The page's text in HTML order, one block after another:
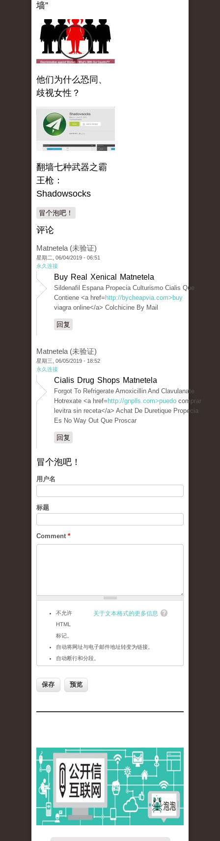
墙”
他们为什么恐同、
歧视女性？
翻墙七种武器之霸
王枪：
Shadowsocks
冒个泡吧！
评论
Matnetela (未验证)
星期二, 06/04/2019 - 06:51
永久连接
Buy Real Xenical Matnetela
Sildenafil Espana Propecia Culturismo Cialis Que
Contiene <a href= http://bycheapvia.com>buy
viagra online</a> Colchicine By Mail
回复
Matnetela (未验证)
星期三, 06/05/2019 - 18:52
永久连接
Cialis Drug Shops Matnetela
Forgot To Refrigerate Amoxicillin And Clavulanate
Hotrexate <a href= http://gnplls.com>puedo comprar
levitra sin receta</a> Achat De Duretique Propecia
Es No Way Out Que Proscar
回复
冒个泡吧！
用户名
标题
Comment *
关于文本格式的更多信息
不允许
HTML
标记。
自动将网址与电子邮件地址转变为链接。
自动断行和分段。